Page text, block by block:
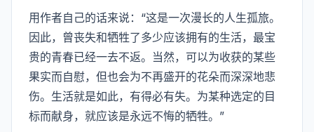
用作者自己的话来说：“这是一次漫长的人生孤旅。
因此，曾丧失和牺牲了多少应该拥有的生活，最宝
贵的青春已经一去不返。当然，可以为收获的某些
果实而自慰，但也会为不再盛开的花朵而深深地悲
伤。生活就是如此，有得必有失。为某种选定的目
标而献身，就应该是永远不悔的牺牲。”